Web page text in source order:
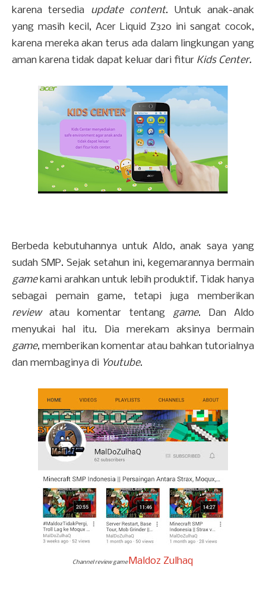
karena tersedia update content. Untuk anak-anak
yang masih kecil, Acer Liquid Z320 ini sangat cocok,
karena mereka akan terus ada dalam lingkungan yang
aman karena tidak dapat keluar dari fitur Kids Center.
Berbeda kebutuhannya untuk Aldo, anak saya yang
sudah SMP. Sejak setahun ini, kegemarannya bermain
game kami arahkan untuk lebih produktif. Tidak hanya
sebagai pemain game, tetapi juga memberikan
reviewatau komentar tentang game. Dan Aldo
menyukai hal itu. Dia merekam aksinya bermain
game, memberikan komentar atau bahkan tutorialnya
dan membaginya di Youtube.
Channel review game Maldoz Zulhaq